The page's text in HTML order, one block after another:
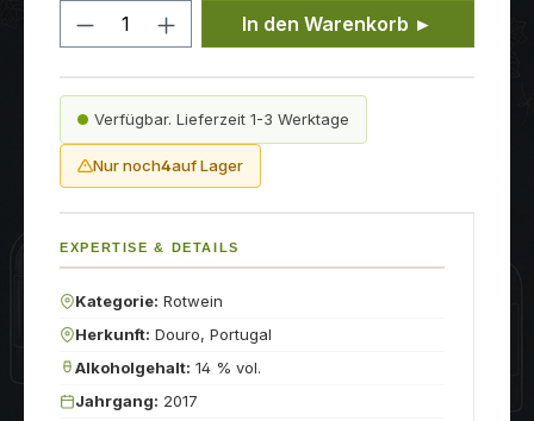
Produkt Anzahl: Gib den
In den Warenkorb ►
Verfügbar. Lieferzeit 1-3 Werktage
Nur noch4auf Lager
EXPERTISE & DETAILS
Kategorie: Rotwein
Herkunft: Douro, Portugal
Alkoholgehalt: 14 % vol.
Jahrgang: 2017